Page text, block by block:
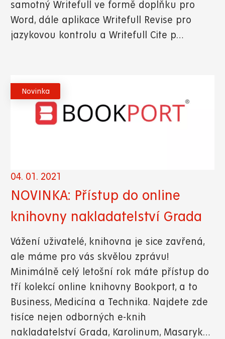
samotný Writefull ve formě doplňku pro
Word, dále aplikace Writefull Revise pro
jazykovou kontrolu a Writefull Cite p…
Novinka
04. 01. 2021
NOVINKA: Přístup do online
knihovny nakladatelství Grada
Vážení uživatelé, knihovna je sice zavřená,
ale máme pro vás skvělou zprávu!
Minimálně celý letošní rok máte přístup do
tří kolekcí online knihovny Bookport, a to
Business, Medicína a Technika. Najdete zde
tisíce nejen odborných e-knih
nakladatelství Grada, Karolinum, Masaryk…